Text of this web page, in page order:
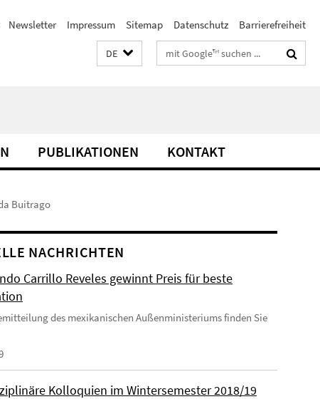
Newsletter Impressum Sitemap Datenschutz Barrierefreiheit
DE Suchbegriffe
PUBLIKATIONEN KONTAKT
Buitrago
NACHRICHTEN
Carrillo Reveles gewinnt Preis für beste
des mexikanischen Außenministeriums finden Sie
Kolloquien im Wintersemester 2018/19